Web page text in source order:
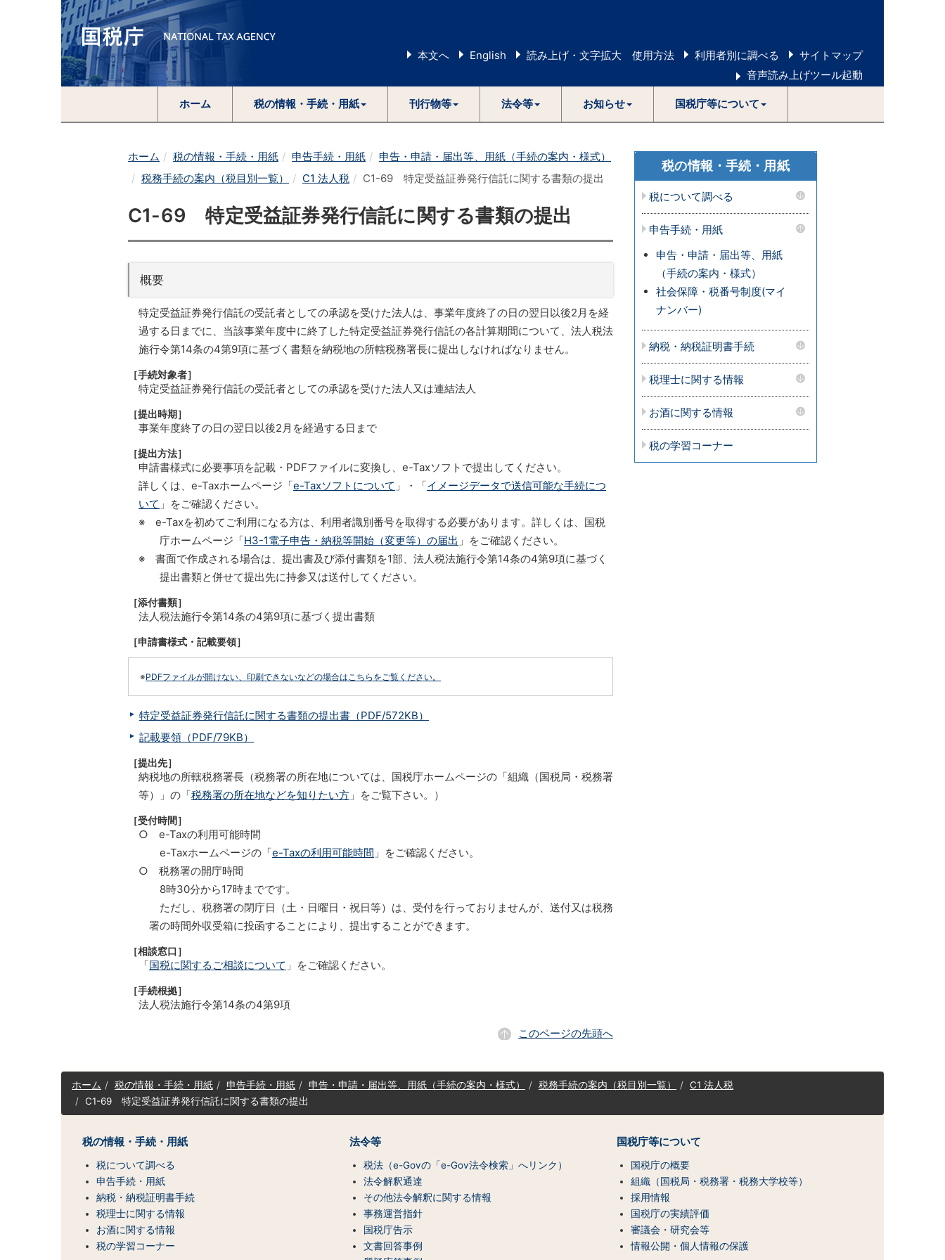
本文へ English 読み上げ・文字拡大 使用方法 利用者別に調べる
サイトマップ
音声読み上げツール起動
ホーム 税の情報・手続・用紙 刊行物等 法令等 お知らせ 国税庁等について
ホーム 税の情報・手続・用紙 申告手続・用紙
申告・申請・届出等、用紙（手続の案内・様式）
税務手続の案内（税目別一覧）
C1 法人税 C1-69 特定受益証券発行信託に関する書類の提出
C1-69 特定受益証券発行信託に関する書類の提出
概要
特定受益証券発行信託の受託者としての承認を受けた法人は、事業年度終了の日の翌日以後2月を経
過する日までに、当該事業年度中に終了した特定受益証券発行信託の各計算期間について、法人税法
施行令第14条の4第9項に基づく書類を納税地の所轄税務署長に提出しなければなりません。
［手続対象者］
特定受益証券発行信託の受託者としての承認を受けた法人又は連結法人
［提出時期］
事業年度終了の日の翌日以後2月を経過する日まで
［提出方法］
申請書様式に必要事項を記載・PDFファイルに変換し、e-Taxソフトで提出してください。
詳しくは、e-Taxホームページ「e-Taxソフトについて 」・「イメージデータで送信可能な手続につ
いて 」をご確認ください。
※ e-Taxを初めてご利用になる方は、利用者識別番号を取得する必要があります。詳しくは、国税
庁ホームページ「H3-1電子申告・納税等開始（変更等）の届出 」をご確認ください。
※ 書面で作成される場合は、提出書及び添付書類を1部、法人税法施行令第14条の4第9項に基づく
提出書類と併せて提出先に持参又は送付してください。
［添付書類］
法人税法施行令第14条の4第9項に基づく提出書類
［申請書様式・記載要領］
※PDFファイルが開けない、印刷できないなどの場合はこちらをご覧ください。
特定受益証券発行信託に関する書類の提出書（PDF/572KB）
記載要領（PDF/79KB）
［提出先］
納税地の所轄税務署長（税務署の所在地については、国税庁ホームページの「組織（国税局・税務署
等）」の「税務署の所在地などを知りたい方 」をご覧下さい。）
［受付時間］
○ e-Taxの利用可能時間
e-Taxホームページの「e-Taxの利用可能時間 」をご確認ください。
○ 税務署の開庁時間
8時30分から17時までです。
ただし、税務署の閉庁日（土・日曜日・祝日等）は、受付を行っておりませんが、送付又は税務
署の時間外収受箱に投函することにより、提出することができます。
［相談窓口］
「国税に関するご相談について 」をご確認ください。
［手続根拠］
法人税法施行令第14条の4第9項
このページの先頭へ
税の情報・手続・用紙
税について調べる
申告手続・用紙
申告・申請・届出等、用紙
（手続の案内・様式）
社会保障・税番号制度(マイ
ナンバー)
納税・納税証明書手続
税理士に関する情報
お酒に関する情報
税の学習コーナー
サ
イ
（コ
ホーム 税の情報・手続・用紙 申告手続・用紙 申告・申請・届出等、用紙（手続の案内・様式） 税務手続の案内（税目別一覧）
C1 法人税
C1-69 特定受益証券発行信託に関する書類の提出
税の情報・手続・用紙
税について調べる
申告手続・用紙
納税・納税証明書手続
税理士に関する情報
お酒に関する情報
税の学習コーナー
法令等
税法（e-Govの「e-Gov法令検索」へリンク）
法令解釈通達
その他法令解釈に関する情報
事務運営指針
国税庁告示
文書回答事例
国税庁等について
国税庁の概要
組織（国税局・税務署・税務大学校等）
採用情報
国税庁の実績評価
審議会・研究会等
情報公開・個人情報の保護